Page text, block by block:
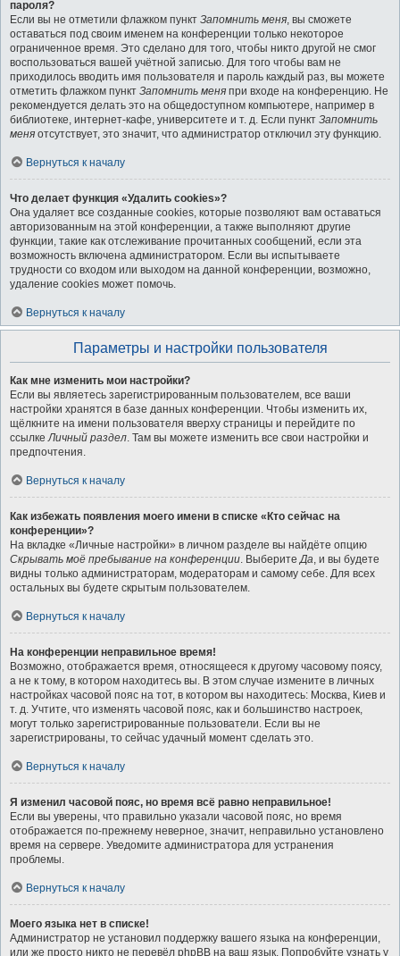
пароля?
Если вы не отметили флажком пункт Запомнить меня, вы сможете
оставаться под своим именем на конференции только некоторое
ограниченное время. Это сделано для того, чтобы никто другой не смог
воспользоваться вашей учётной записью. Для того чтобы вам не
приходилось вводить имя пользователя и пароль каждый раз, вы можете
отметить флажком пункт Запомнить меня при входе на конференцию. Не
рекомендуется делать это на общедоступном компьютере, например в
библиотеке, интернет-кафе, университете и т. д. Если пункт Запомнить
меня отсутствует, это значит, что администратор отключил эту функцию.
Вернуться к началу
Что делает функция «Удалить cookies»?
Она удаляет все созданные cookies, которые позволяют вам оставаться
авторизованным на этой конференции, а также выполняют другие
функции, такие как отслеживание прочитанных сообщений, если эта
возможность включена администратором. Если вы испытываете
трудности со входом или выходом на данной конференции, возможно,
удаление cookies может помочь.
Вернуться к началу
Параметры и настройки пользователя
Как мне изменить мои настройки?
Если вы являетесь зарегистрированным пользователем, все ваши
настройки хранятся в базе данных конференции. Чтобы изменить их,
щёлкните на имени пользователя вверху страницы и перейдите по
ссылкеЛичный раздел. Там вы можете изменить все свои настройки и
предпочтения.
Вернуться к началу
Как избежать появления моего имени в списке «Кто сейчас на
конференции»?
На вкладке «Личные настройки» в личном разделе вы найдёте опцию
Скрывать моё пребывание на конференции. ВыберитеДа, и вы будете
видны только администраторам, модераторам и самому себе. Для всех
остальных вы будете скрытым пользователем.
Вернуться к началу
На конференции неправильное время!
Возможно, отображается время, относящееся к другому часовому поясу,
а не к тому, в котором находитесь вы. В этом случае измените в личных
настройках часовой пояс на тот, в котором вы находитесь: Москва, Киев и
т. д. Учтите, что изменять часовой пояс, как и большинство настроек,
могут только зарегистрированные пользователи. Если вы не
зарегистрированы, то сейчас удачный момент сделать это.
Вернуться к началу
Я изменил часовой пояс, но время всё равно неправильное!
Если вы уверены, что правильно указали часовой пояс, но время
отображается по-прежнему неверное, значит, неправильно установлено
время на сервере. Уведомите администратора для устранения
проблемы.
Вернуться к началу
Моего языка нет в списке!
Администратор не установил поддержку вашего языка на конференции,
или же просто никто не перевёл phpBB на ваш язык. Попробуйте узнать у